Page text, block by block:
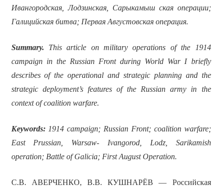
Ивангородская, Лодзинская, Сарыкамыш ская операции;
Галицийская битва; Первая Августовская операция.
Summary. This article on military operations of the 1914
campaign in the Russian Front during World War I briefly
describes of the operational and strategic planning and the
strategic deployment’s features of the Russian army in the
context of coalition warfare.
Keywords:1914 campaign; Russian Front; coalition warfare;
East Prussian, Warsaw- Ivangorod, Lodz, Sarikamish
operation; Battle of Galicia; First August Operation.
С.В. АВЕРЧЕНКО, В.В. КУШНАРЁВ — Российская